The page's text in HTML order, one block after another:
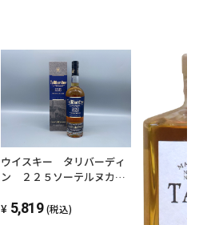
ウイスキー タリバーディ
ン ２２５ソーテルヌカス
43度 スコッチウイスキー
5,819 (税込)